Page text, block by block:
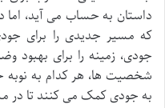
داستان به حساب می آید، اما
که مسیر جدیدی را برای
جودی، زمینه را برای بهبود
شخصیت ها، هر کدام به نوبه
به جودی کمک می کنند تا در